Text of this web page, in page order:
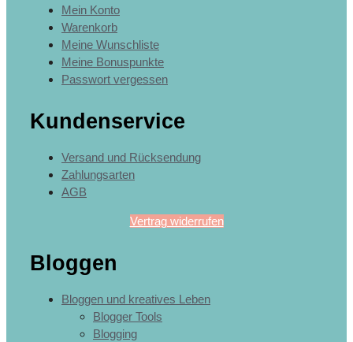
Mein Konto
Warenkorb
Meine Wunschliste
Meine Bonuspunkte
Passwort vergessen
Kundenservice
Versand und Rücksendung
Zahlungsarten
AGB
Vertrag widerrufen
Bloggen
Bloggen und kreatives Leben
Blogger Tools
Blogging